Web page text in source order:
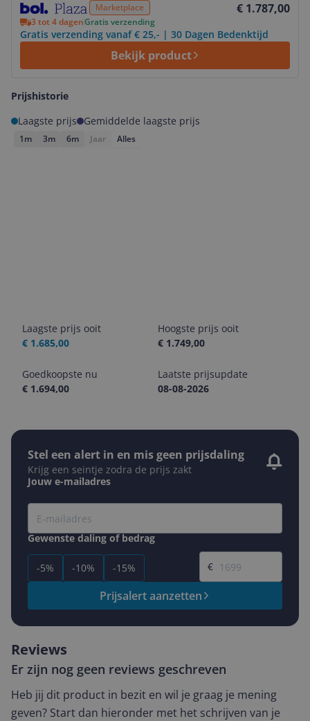
Marketplace € 1.787,00
3 tot 4 dagenGratis verzending
Gratis verzending vanaf € 25,- | 30 Dagen Bedenktijd
Bekijk product
Prijshistorie
Laagste prijs
Gemiddelde laagste prijs
1m 3m 6m Jaar Alles
Laagste prijs ooit
€ 1.685,00
Hoogste prijs ooit
€ 1.749,00
Goedkoopste nu
€ 1.694,00
Laatste prijsupdate
08-08-2026
Stel een alert in en mis geen prijsdaling
Krijg een seintje zodra de prijs zakt
Jouw e-mailadres
Gewenste daling of bedrag
-5% -10% -15%
Gewenste prijs
€
Prijsalert aanzetten
Reviews
Er zijn nog geen reviews geschreven
Heb jij dit product in bezit en wil je graag je mening
geven? Start dan hieronder met het schrijven van je